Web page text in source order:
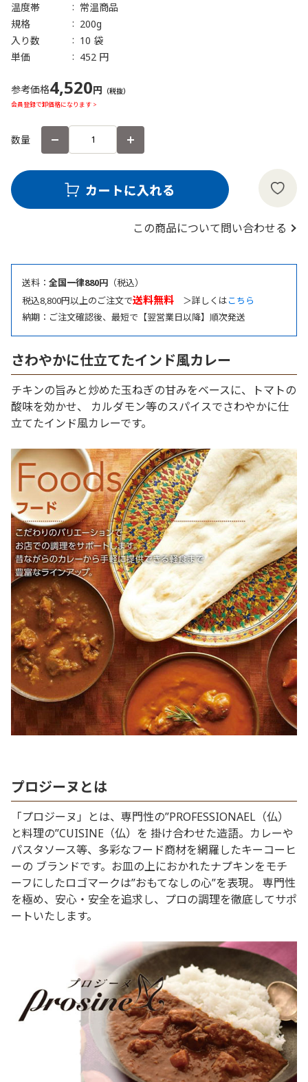
温度帯
常温商品
規格
200g
入り数
10 袋
単価
452 円
参考価格4,520円 （税抜）
会員登録で卸価格になります >
数量
この商品について問い合わせる
送料： 全国一律880円 （税込）
税込8,800円以上のご注文で送料無料 ＞詳しくはこちら
納期：ご注文確認後、最短で【翌営業日以降】順次発送
さわやかに仕立てたインド風カレー
チキンの旨みと炒めた玉ねぎの甘みをベースに、トマトの
酸味を効かせ、 カルダモン等のスパイスでさわやかに仕
立てたインド風カレーです。
プロジーヌとは
「プロジーヌ」とは、専門性の”PROFESSIONAEL（仏）
と料理の”CUISINE（仏）を 掛け合わせた造語。カレーや
パスタソース等、多彩なフード商材を網羅したキーコーヒ
ーの ブランドです。お皿の上におかれたナプキンをモチ
ーフにしたロゴマークは”おもてなしの心”を表現。 専門性
を極め、安心・安全を追求し、プロの調理を徹底してサポ
ートいたします。